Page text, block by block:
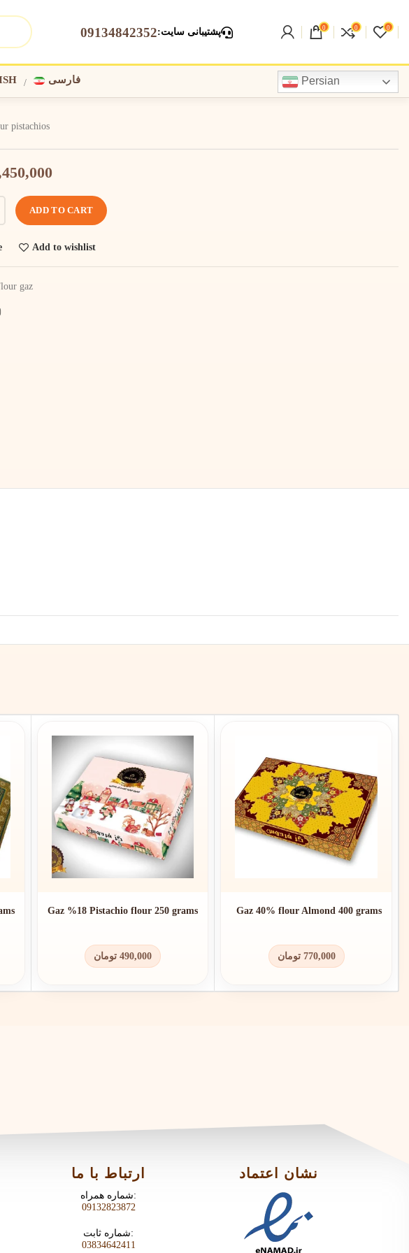
پشتیبانی سایت:
09134842352 0 0 0
فارسی Persian
pistachios
ADD TO CART
Add to wishlist
gaz
Gaz %18 Pistachio flour 250 grams
490,000 تومان
Gaz 40% flour Almond 400 grams
770,000 تومان
ارتباط با ما
شماره همراه:
09132823872
شماره ثابت:
03834642411
نشان اعتماد